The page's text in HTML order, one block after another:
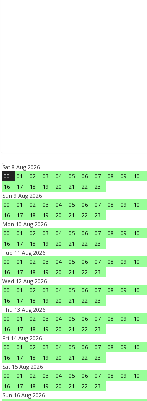
Sat 8 Aug 2026
00
01 02 03 04 05 06 07 08 09 10
16
17 18 19 20 21 22
23
Sun 9 Aug 2026
00
01 02 03 04 05 06 07 08 09 10
16
17 18 19 20 21 22
23
Mon 10 Aug 2026
00
01 02 03 04 05 06 07 08 09 10
16
17 18 19 20 21 22
23
Tue 11 Aug 2026
00
01 02 03 04 05 06 07 08 09 10
16
17 18 19 20 21 22
23
Wed 12 Aug 2026
00
01 02 03 04 05 06 07 08 09 10
16
17 18 19 20 21 22
23
Thu 13 Aug 2026
00
01 02 03 04 05 06 07 08 09 10
16
17 18 19 20 21 22
23
Fri 14 Aug 2026
00
01 02 03 04 05 06 07 08 09 10
16
17 18 19 20 21 22
23
Sat 15 Aug 2026
00
01 02 03 04 05 06 07 08 09 10
16
17 18 19 20 21 22
23
Sun 16 Aug 2026